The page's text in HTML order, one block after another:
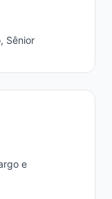
Sênior
e